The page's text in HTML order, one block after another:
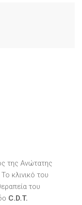
της Ανώτατης
κλινικό του
του
C.D.T.